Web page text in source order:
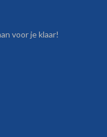
voor je klaar!